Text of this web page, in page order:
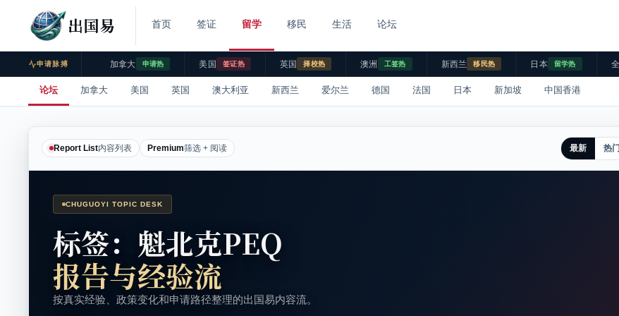
出国易 首页 签证 留学 移民 生活 论坛
申请脉搏 加拿大 申请热 美国 签证热 英国 择校热 澳洲 工签热 新西兰 移民热 日本 留学热
论坛 加拿大 美国 英国 澳大利亚 新西兰 爱尔兰 德国 法国 日本 新加坡 中国香港
Report List内容列表 Premium筛选 + 阅读 最新 热门
CHUGUOYI TOPIC DESK
标签：魁北克PEQ
报告与经验流
按真实经验、政策变化和申请路径整理的出国易内容流。